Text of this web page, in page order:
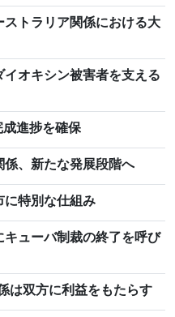
トラリア関係における大
オキシン被害者を支える
進捗を確保
、新たな発展段階へ
に特別な仕組み
ューバ制裁の終了を呼び
は双方に利益をもたらす